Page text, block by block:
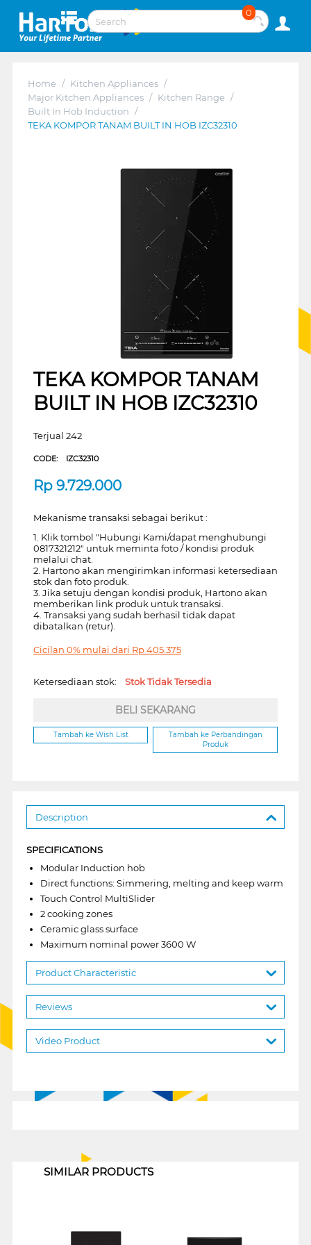
0
Home / Kitchen Appliances /
Major Kitchen Appliances / Kitchen Range /
Built In Hob Induction /
TEKA KOMPOR TANAM BUILT IN HOB IZC32310
TEKA KOMPOR TANAM
BUILT IN HOB IZC32310
Terjual 242
CODE: IZC32310
Rp 9.729.000
Mekanisme transaksi sebagai berikut :
1. Klik tombol "Hubungi Kami/dapat menghubungi
0817321212" untuk meminta foto / kondisi produk
melalui chat.
2. Hartono akan mengirimkan informasi ketersediaan
stok dan foto produk.
3. Jika setuju dengan kondisi produk, Hartono akan
memberikan link produk untuk transaksi.
4. Transaksi yang sudah berhasil tidak dapat
dibatalkan (retur).
Cicilan 0% mulai dari Rp405.375
Ketersediaan stok: Stok Tidak Tersedia
BELI SEKARANG
Tambah ke Wish List
Tambah ke Perbandingan
Produk
Description
SPECIFICATIONS
Modular Induction hob
Direct functions: Simmering, melting and keep warm
Touch Control MultiSlider
2 cooking zones
Ceramic glass surface
Maximum nominal power 3600 W
Product Characteristic
Reviews
Video Product
SIMILAR PRODUCTS